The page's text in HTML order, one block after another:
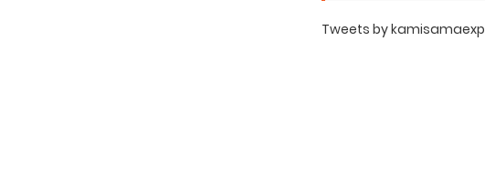
Tweets by kamisamaexp